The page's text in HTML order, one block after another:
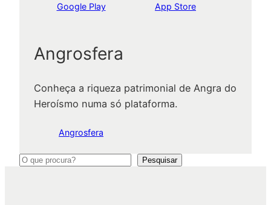
Google Play App Store
Angrosfera
Conheça a riqueza patrimonial de Angra do
Heroísmo numa só plataforma.
Angrosfera
P
Pesquisar